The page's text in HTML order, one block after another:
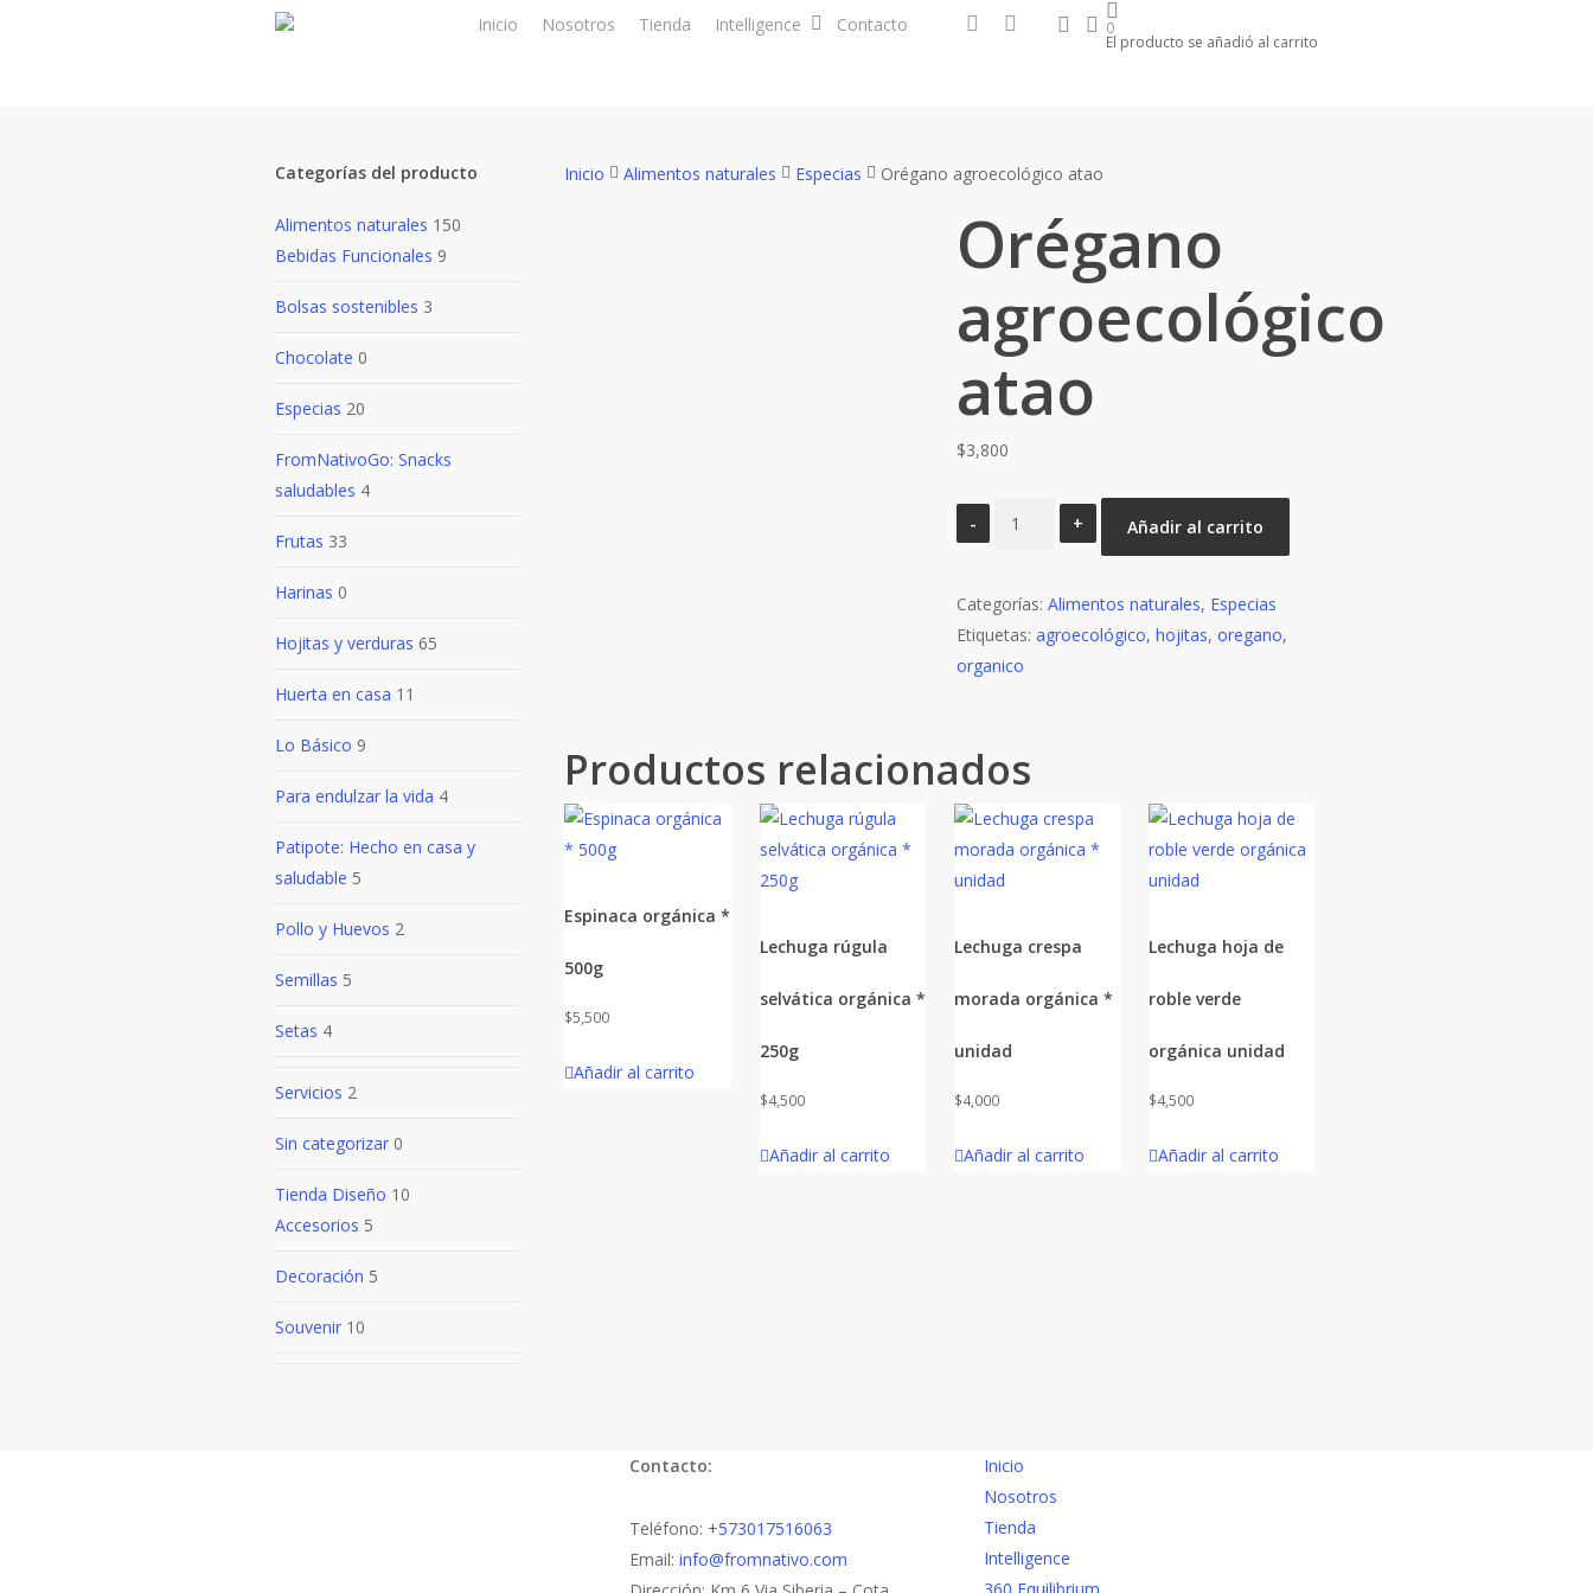
Inicio Nosotros Tienda Intelligence Contacto facebookinstagram searchaccount
0
El producto se añadió al carrito
Categorías del producto
Alimentos naturales 150
Bebidas Funcionales 9
Bolsas sostenibles 3
Chocolate 0
Especias 20
FromNativoGo: Snacks
saludables 4
Frutas 33
Harinas 0
Hojitas y verduras 65
Huerta en casa 11
Lo Básico 9
Para endulzar la vida 4
Patipote: Hecho en casa y
saludable 5
Pollo y Huevos 2
Semillas 5
Setas 4
Servicios 2
Sin categorizar 0
Tienda Diseño 10
Accesorios 5
Decoración 5
Souvenir 10
Inicio Alimentos naturales Especias Orégano agroecológico atao
Orégano
agroecológico
atao
$3,800
Orégano
agroecológico
cantidad
Añadir al carrito
Categorías: Alimentos naturales, Especias
Etiquetas: agroecológico, hojitas, oregano,
organico
Productos relacionados
Espinaca orgánica *
500g
$5,500
Añadir al carrito
Lechuga rúgula
selvática orgánica *
250g
$4,500
Añadir al carrito
Lechuga crespa
morada orgánica *
unidad
$4,000
Añadir al carrito
Lechuga hoja de
roble verde
orgánica unidad
$4,500
Añadir al carrito
Contacto:
Teléfono: +573017516063
Email:info@fromnativo.com
Inicio
Nosotros
Tienda
Intelligence